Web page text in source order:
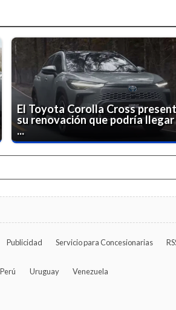
El Toyota Corolla Cross
su renovación que podría llegar
...
Publicidad Servicio para Concesionarias
Perú Uruguay Venezuela